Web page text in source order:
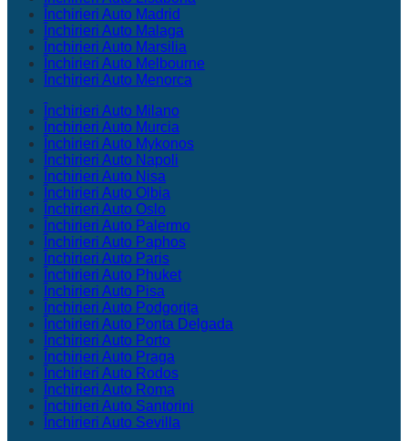
Închirieri Auto Madrid
Închirieri Auto Malaga
Închirieri Auto Marsilia
Închirieri Auto Melbourne
Închirieri Auto Menorca
Închirieri Auto Milano
Închirieri Auto Murcia
Închirieri Auto Mykonos
Închirieri Auto Napoli
Închirieri Auto Nisa
Închirieri Auto Olbia
Închirieri Auto Oslo
Închirieri Auto Palermo
Închirieri Auto Paphos
Închirieri Auto Paris
Închirieri Auto Phuket
Închirieri Auto Pisa
Închirieri Auto Podgorița
Închirieri Auto Ponta Delgada
Închirieri Auto Porto
Închirieri Auto Praga
Închirieri Auto Rodos
Închirieri Auto Roma
Închirieri Auto Santorini
Închirieri Auto Sevilla